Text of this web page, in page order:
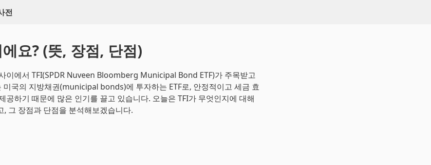
전
요? (뜻, 장점, 단점)
이에서 TFI(SPDR Nuveen Bloomberg Municipal Bond ETF)가 주목받고
미국의 지방채권(municipal bonds)에 투자하는 ETF로, 안정적이고 세금 효
공하기 때문에 많은 인기를 끌고 있습니다. 오늘은 TFI가 무엇인지에 대해
, 그 장점과 단점을 분석해보겠습니다.